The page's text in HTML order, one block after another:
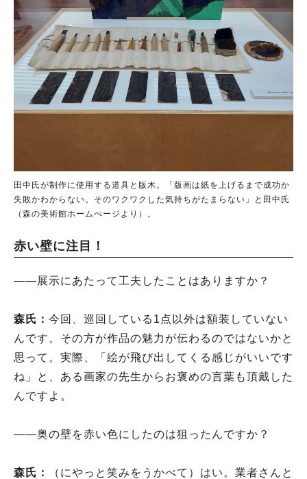
田中氏が制作に使用する道具と版木。「版画は紙を上げるまで成功か
失敗かわからない。そのワクワクした気持ちがたまらない」と田中氏
（森の美術館ホームぺージより）。
赤い壁に注目！
――展示にあたって工夫したことはありますか？
森氏： 今回、巡回している1点以外は額装していない
んです。その方が作品の魅力が伝わるのではないかと
思って。実際、「絵が飛び出してくる感じがいいです
ね」と、ある画家の先生からお褒めの言葉も頂戴した
んですよ。
――奥の壁を赤い色にしたのは狙ったんですか？
森氏：
（にやっと笑みをうかべて）はい。業者さんと